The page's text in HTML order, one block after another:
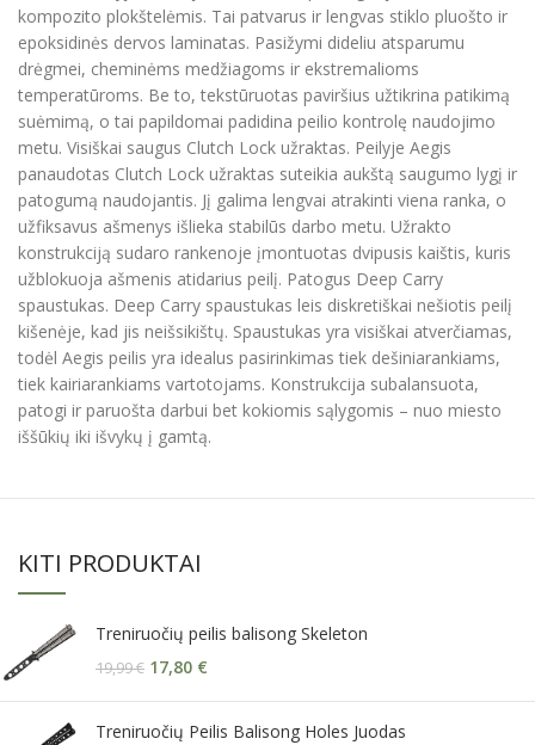
kompozito plokštelėmis. Tai patvarus ir lengvas stiklo pluošto ir
epoksidinės dervos laminatas. Pasižymi dideliu atsparumu
drėgmei, cheminėms medžiagoms ir ekstremalioms
temperatūroms. Be to, tekstūruotas paviršius užtikrina patikimą
suėmimą, o tai papildomai padidina peilio kontrolę naudojimo
metu. Visiškai saugus Clutch Lock užraktas. Peilyje Aegis
panaudotas Clutch Lock užraktas suteikia aukštą saugumo lygį ir
patogumą naudojantis. Jį galima lengvai atrakinti viena ranka, o
užfiksavus ašmenys išlieka stabilūs darbo metu. Užrakto
konstrukciją sudaro rankenoje įmontuotas dvipusis kaištis, kuris
užblokuoja ašmenis atidarius peilį. Patogus Deep Carry
spaustukas. Deep Carry spaustukas leis diskretiškai nešiotis peilį
kišenėje, kad jis neišsikištų. Spaustukas yra visiškai atverčiamas,
todėl Aegis peilis yra idealus pasirinkimas tiek dešiniarankiams,
tiek kairiarankiams vartotojams. Konstrukcija subalansuota,
patogi ir paruošta darbui bet kokiomis sąlygomis – nuo miesto
iššūkių iki išvykų į gamtą.
KITI PRODUKTAI
Treniruočių peilis balisong Skeleton
19,99€ 17,80 €
Treniruočių Peilis Balisong Holes Juodas